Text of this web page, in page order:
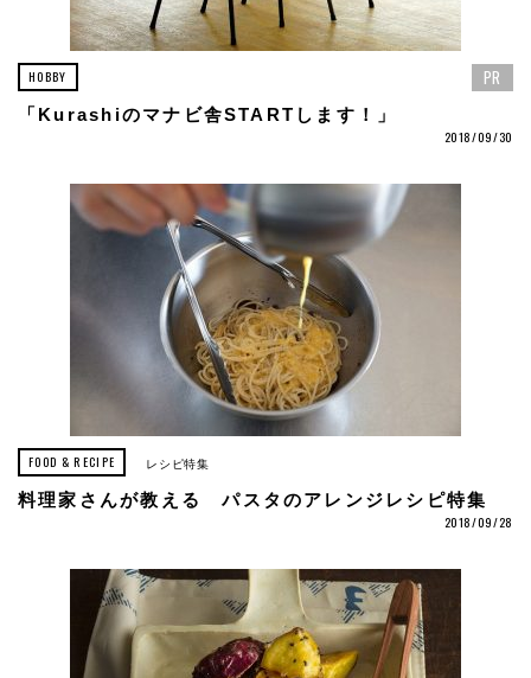
HOBBY PR
「Kurashiのマナビ舎STARTします！」
2018/09/30
FOOD & RECIPE レシピ特集
料理家さんが教える パスタのアレンジレシピ特集
2018/09/28